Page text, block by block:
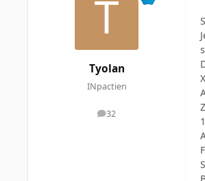
Tyolan
INpactien
32
messages